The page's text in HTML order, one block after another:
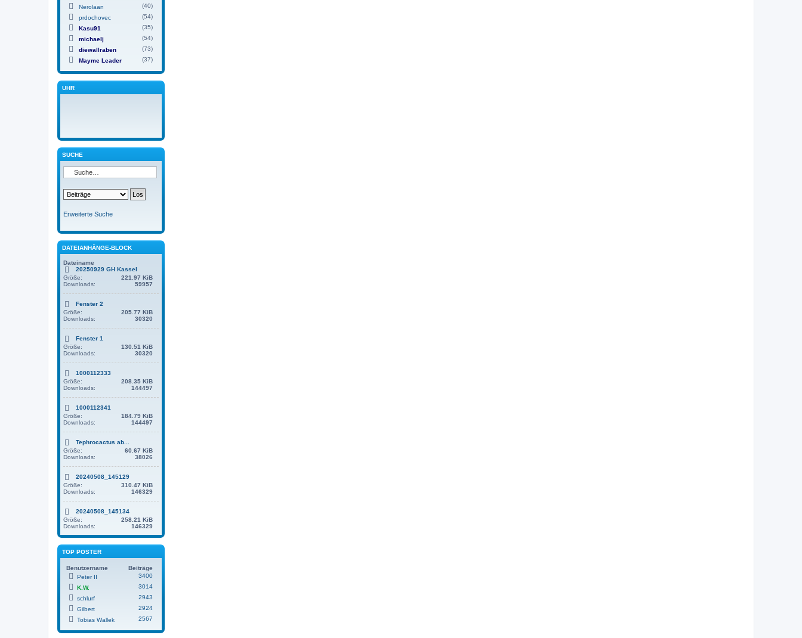
Nerolaan
(40)
prdochovec
(54)
Kasu91
(35)
michaelj
(54)
diewallraben
(73)
Mayme Leader
(37)
UHR
SUCHE
Erweiterte Suche
DATEIANHÄNGE-BLOCK
Dateiname
20250929 GH Kassel
Größe:
221.97 KiB
Downloads:
59957
Fenster 2
Größe:
205.77 KiB
Downloads:
30320
Fenster 1
Größe:
130.51 KiB
Downloads:
30320
1000112333
Größe:
208.35 KiB
Downloads:
144497
1000112341
Größe:
184.79 KiB
Downloads:
144497
Tephrocactus ab...
Größe:
60.67 KiB
Downloads:
38026
20240508_145129
Größe:
310.47 KiB
Downloads:
146329
20240508_145134
Größe:
258.21 KiB
Downloads:
146329
TOP POSTER
Benutzername
Beiträge
Peter II
3400
K.W.
3014
schlurf
2943
Gilbert
2924
Tobias Wallek
2567